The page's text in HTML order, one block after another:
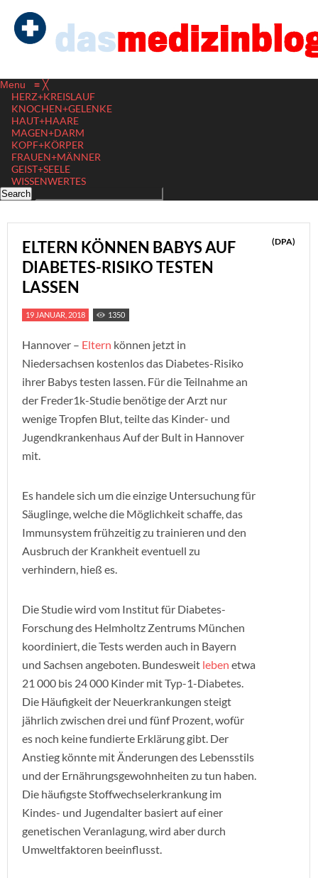
Menu ≡ ╳
HERZ+KREISLAUF
KNOCHEN+GELENKE
HAUT+HAARE
MAGEN+DARM
KOPF+KÖRPER
FRAUEN+MÄNNER
GEIST+SEELE
WISSENWERTES
ELTERN KÖNNEN BABYS AUF
DIABETES-RISIKO TESTEN
LASSEN
(DPA)
19 JANUAR, 2018 1350
Hannover – Eltern können jetzt in
Niedersachsen kostenlos das Diabetes-Risiko
ihrer Babys testen lassen. Für die Teilnahme an
der Freder1k-Studie benötige der Arzt nur
wenige Tropfen Blut, teilte das Kinder- und
Jugendkrankenhaus Auf der Bult in Hannover
mit.
Es handele sich um die einzige Untersuchung für
Säuglinge, welche die Möglichkeit schaffe, das
Immunsystem frühzeitig zu trainieren und den
Ausbruch der Krankheit eventuell zu
verhindern, hieß es.
Die Studie wird vom Institut für Diabetes-
Forschung des Helmholtz Zentrums München
koordiniert, die Tests werden auch in Bayern
und Sachsen angeboten. Bundesweit leben etwa
21 000 bis 24 000 Kinder mit Typ-1-Diabetes.
Die Häufigkeit der Neuerkrankungen steigt
jährlich zwischen drei und fünf Prozent, wofür
es noch keine fundierte Erklärung gibt. Der
Anstieg könnte mit Änderungen des Lebensstils
und der Ernährungsgewohnheiten zu tun haben.
Die häufigste Stoffwechselerkrankung im
Kindes- und Jugendalter basiert auf einer
genetischen Veranlagung, wird aber durch
Umweltfaktoren beeinflusst.